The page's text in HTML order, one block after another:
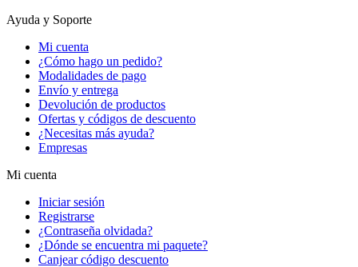
Ayuda y Soporte
Mi cuenta
¿Cómo hago un pedido?
Modalidades de pago
Envío y entrega
Devolución de productos
Ofertas y códigos de descuento
¿Necesitas más ayuda?
Empresas
Mi cuenta
Iniciar sesión
Registrarse
¿Contraseña olvidada?
¿Dónde se encuentra mi paquete?
Canjear código descuento